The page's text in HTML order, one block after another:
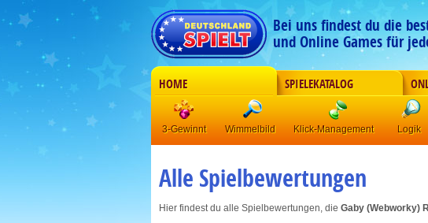
Bei uns findest du die
und Online Games für
HOME SPIELEKATALOG
3-Gewinnt Wimmelbild Klick-Management Logik
Alle Spielbewertungen
Hier findest du alle Spielbewertungen, die Gaby (Webworky)